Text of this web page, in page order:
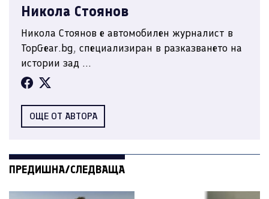
Никола Стоянов
Никола Стоянов е автомобилен журналист в
TopGear.bg, специализиран в разказването на
истории зад ...
ОЩЕ ОТ АВТОРА
ПРЕДИШНА/СЛЕДВАЩА